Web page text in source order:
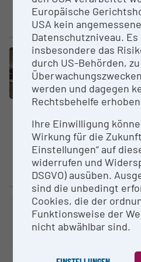
Large
Upper
The
LMH FE
Schottky
Large
incident
AC2T
Europäische
USA kein
Datenschutzniveau.
insbesondere das
durch US-Behörden,
werden und dagegen
Rechtsbehelfe
Ihre Einwilligung
Wirkung für die
Einstellungen“ auf
widerrufen und
DSGVO) ausüben.
sind die unbedingt
Cookies, die der
Funktionsweise der
nicht abwählbar sind.